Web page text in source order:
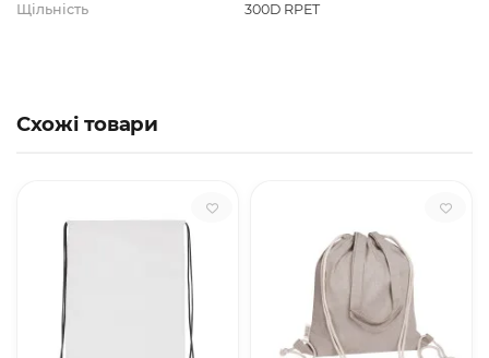
Щільність 300D RPET
Схожі товари